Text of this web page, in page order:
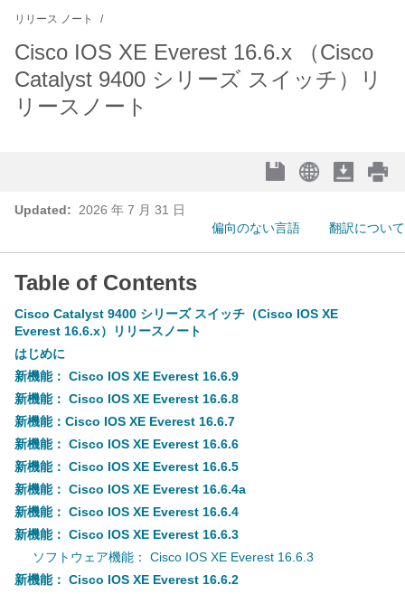
リリース ノート
Cisco IOS XE Everest 16.6.x （Cisco
Catalyst 9400 シリーズ スイッチ）リ
リースノート
Updated:
2026 年 7 月 31 日
偏向のない言語
翻訳について
Table of Contents
Cisco Catalyst 9400 シリーズ スイッチ（Cisco IOS XE
Everest 16.6.x）リリースノート
はじめに
新機能： Cisco IOS XE Everest 16.6.9
新機能： Cisco IOS XE Everest 16.6.8
新機能：Cisco IOS XE Everest 16.6.7
新機能： Cisco IOS XE Everest 16.6.6
新機能： Cisco IOS XE Everest 16.6.5
新機能： Cisco IOS XE Everest 16.6.4a
新機能： Cisco IOS XE Everest 16.6.4
新機能： Cisco IOS XE Everest 16.6.3
ソフトウェア機能： Cisco IOS XE Everest 16.6.3
新機能： Cisco IOS XE Everest 16.6.2